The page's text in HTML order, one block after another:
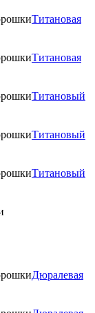
Титановая
Титановая
Титановый
Титановый
Титановый
Дюралевая